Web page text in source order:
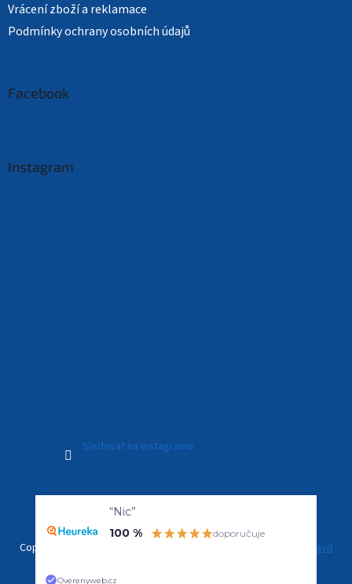
Vrácení zboží a reklamace
Podmínky ochrany osobních údajů
Facebook
Instagram
Sledovat na Instagramu
Copyright 2026
Upravit
“Nic”
100 %
doporučuje
Overenyweb.cz